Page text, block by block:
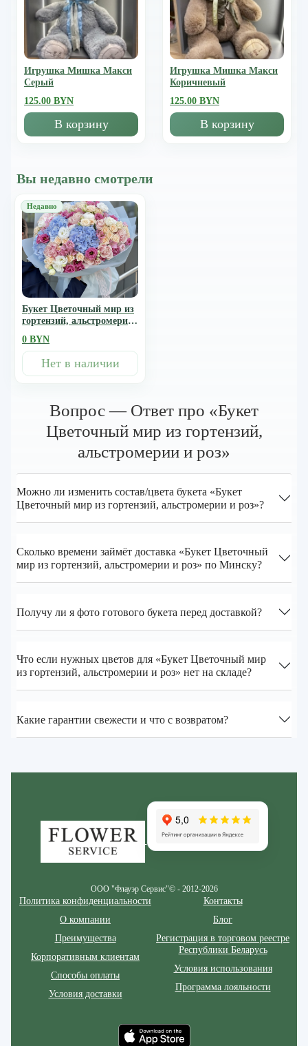
Игрушка Мишка Mакси
Серый
125.00 BYN
В корзину
Игрушка Мишка Mакси
Коричневый
125.00 BYN
В корзину
Вы недавно смотрели
Букет Цветочный мир из
гортензий, альстромерии
0 BYN
Нет в наличии
Вопрос — Ответ про «Букет
Цветочный мир из гортензий,
альстромерии и роз»
Можно ли изменить состав/цвета букета «Букет
Цветочный мир из гортензий, альстромерии и роз»?
Сколько времени займёт доставка «Букет Цветочный
мир из гортензий, альстромерии и роз» по Минску?
Получу ли я фото готового букета перед доставкой?
Что если нужных цветов для «Букет Цветочный мир
из гортензий, альстромерии и роз» нет на складе?
Какие гарантии свежести и что с возвратом?
ООО "Флауэр Сервис"© - 2012-2026
Политика конфиденциальности
О компании
Преимущества
Корпоративным клиентам
Способы оплаты
Условия доставки
Контакты
Блог
Регистрация в торговом реестре
Республики Беларусь
Условия использования
Программа лояльности